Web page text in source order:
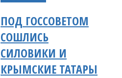
ПОД ГОССОВЕТОМ
СОШЛИСЬ
СИЛОВИКИ И
КРЫМСКИЕ ТАТАРЫ